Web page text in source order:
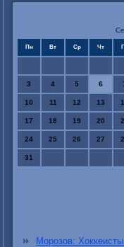
Пн Вт Ср Чт
3 4 5 6
10 11 12 13
17 18 19 20
24 25 26 27
31
Морозов: